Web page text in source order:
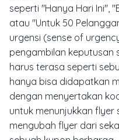
seperti "Hanya Hari Ini",
atau "Untuk 50
urgensi (sense of
pengambilan keputusan
harus terasa seperti
hanya bisa didapatkan
dengan menyertakan
untuk menunjukkan flyer
mengubah flyer dari